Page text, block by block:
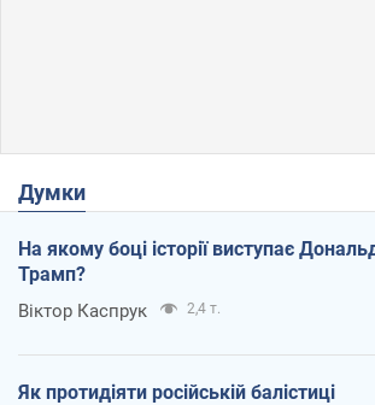
Думки
На якому боці історії виступає
Трамп?
Віктор Каспрук 2,4 т.
Як протидіяти російській балістиці